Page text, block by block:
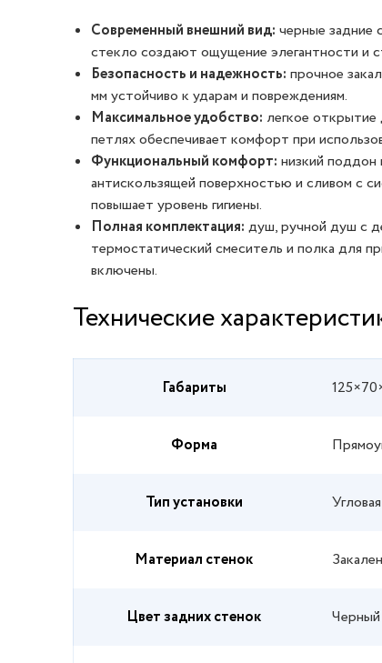
Современный внешний вид: черные задние
стекло создают ощущение элегантности и
Безопасность и надежность: прочное
мм устойчиво к ударам и повреждениям.
Максимальное удобство: легкое
петлях обеспечивает комфорт при
Функциональный комфорт: низкий поддон
антискользящей поверхностью и сливом с
повышает уровень гигиены.
Полная комплектация: душ, ручной душ с
термостатический смеситель и полка для
включены.
Технические
Габариты
Форма
Тип установки Угловая
Материал стенок
Цвет задних стенок Черный